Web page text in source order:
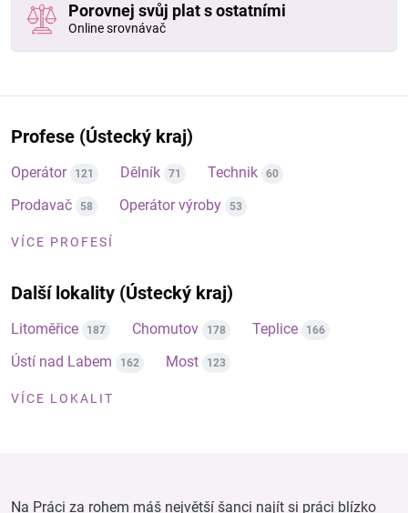
Porovnej svůj plat s ostatními
Online srovnávač
Profese (Ústecký kraj)
Operátor 121 Dělník 71 Technik 60
Prodavač 58 Operátor výroby 53
VÍCE PROFESÍ
Další lokality (Ústecký kraj)
Litoměřice 187 Chomutov 178 Teplice 166
Ústí nad Labem 162 Most 123
VÍCE LOKALIT
Na Práci za rohem máš největší šanci najít si práci blízko